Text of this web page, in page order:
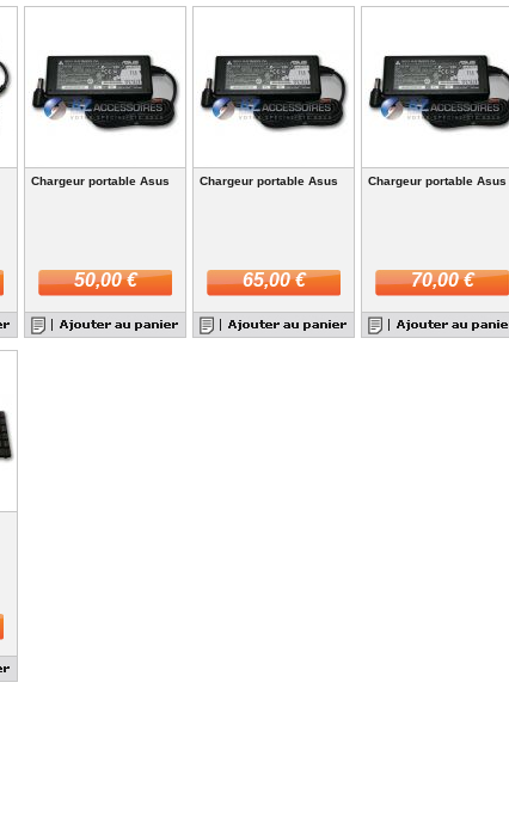
Chargeur portable Asus
50,00 €
Chargeur portable Asus
65,00 €
Chargeur portable Asus
70,00 €